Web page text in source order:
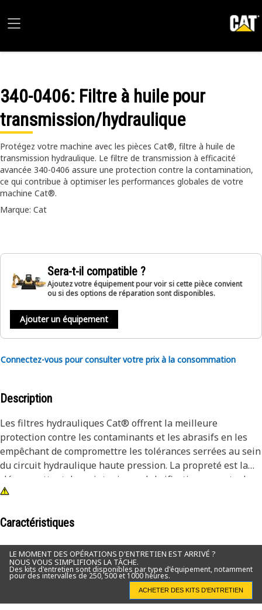
340-0406: Filtre à huile pour
transmission/hydraulique
Protégez votre machine avec les pièces Cat®, filtre à huile de
transmission hydraulique. Le filtre de transmission à efficacité
avancée 340-0406 assure une protection contre la contamination,
ce qui contribue à optimiser les performances globales de votre
machine Cat®.
Marque: Cat
Sera-t-il compatible ?
Ajoutez votre équipement pour voir si cette pièce convient
ou si des options de réparation sont disponibles.
Ajouter un équipement
Connectez-vous pour consulter votre prix à la consommation
Description
Les filtres hydrauliques Cat® offrent la meilleure
protection contre les contaminants et les abrasifs en les
empêchant de compromettre les tolérances serrées au sein
du circuit hydraulique haute pression. La propreté est la
clé permettant de maintenir une lubrification correcte de
votre circuit hydraulique fragile.
Caractéristiques
LE MOMENT DES OPÉRATIONS D'ENTRETIEN EST ARRIVÉ ?
NOUS VOUS SIMPLIFIONS LA TÂCHE.
Des kits d'entretien sont disponibles par type d'équipement, notamment
pour des intervalles de 250, 500 et 1000 heures.
ACHETER DES KITS D'ENTRETIEN